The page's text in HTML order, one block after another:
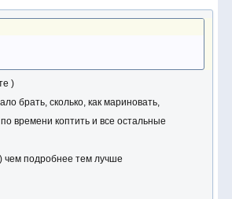
)
брать, сколько, как мариновать,
времени коптить и все остальные
чем подробнее тем лучше